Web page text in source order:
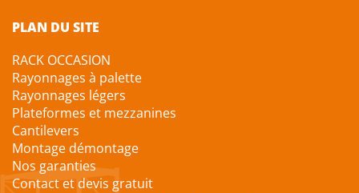
PLAN DU SITE
RACK OCCASION
Rayonnages à palette
Rayonnages légers
Plateformes et mezzanines
Cantilevers
Montage démontage
Nos garanties
Contact et devis gratuit